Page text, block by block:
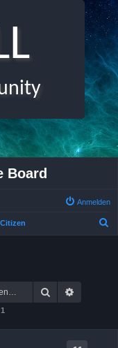
Board
Anmelden
Suche
1